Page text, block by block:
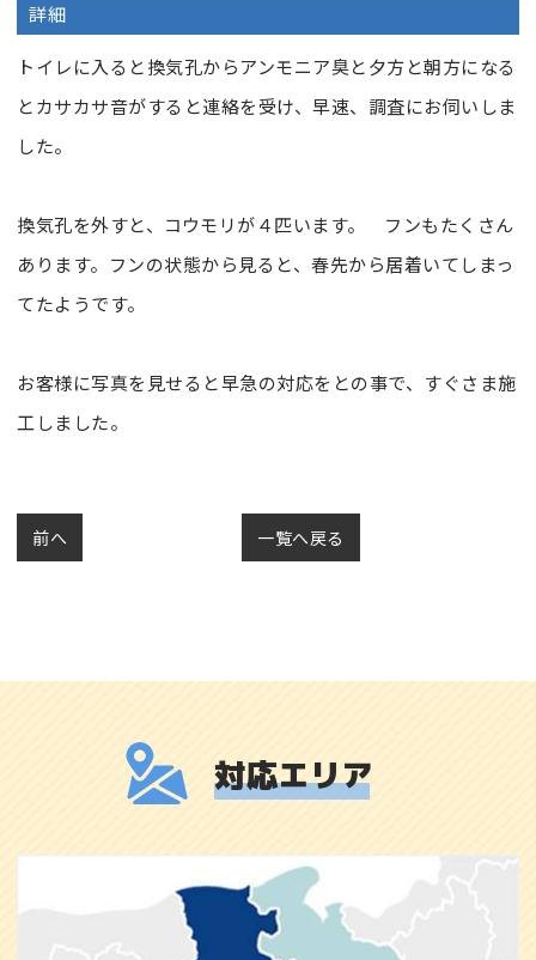
詳細
トイレに入ると換気孔からアンモニア臭と夕方と朝方になる
とカサカサ音がすると連絡を受け、早速、調査にお伺いしま
した。
換気孔を外すと、コウモリが４匹います。 フンもたくさん
あります。フンの状態から見ると、春先から居着いてしまっ
てたようです。
お客様に写真を見せると早急の対応をとの事で、すぐさま施
工しました。
前へ 一覧へ戻る
対応エリア